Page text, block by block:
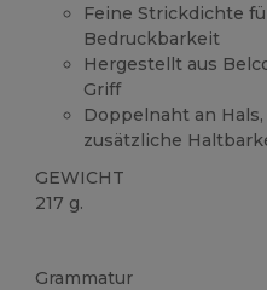
Feine Strickdichte
Bedruckbarkeit
Hergestellt aus
Griff
Doppelnaht an
zusätzliche
GEWICHT
217 g.
Grammatur